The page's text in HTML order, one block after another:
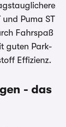
und Puma ST
Fahrspaß
guten Park-
Effizienz.
- das